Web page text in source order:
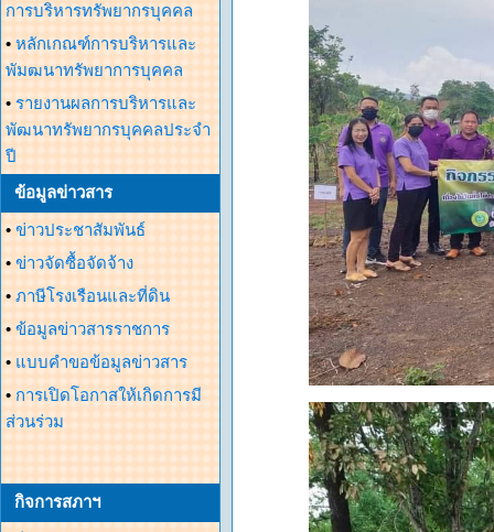
การบริหารทรัพยากรบุคคล
• หลักเกณฑ์การบริหารและ
พัมฒนาทรัพยาการบุคคล
• รายงานผลการบริหารและ
พัฒนาทรัพยากรบุคคลประจำ
ปี
ข้อมูลข่าวสาร
• ข่าวประชาสัมพันธ์
• ข่าวจัดซื้อจัดจ้าง
• ภาษีโรงเรือนและที่ดิน
• ข้อมูลข่าวสารราชการ
• แบบคำขอข้อมูลข่าวสาร
• การเปิดโอกาสให้เกิดการมี
ส่วนร่วม
กิจการสภาฯ